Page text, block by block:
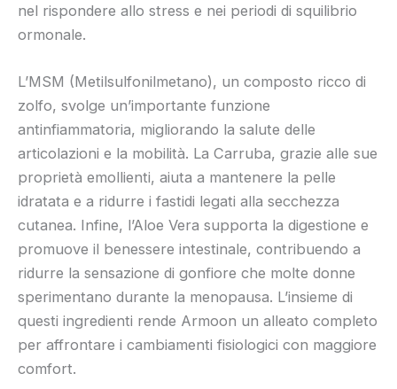
nel rispondere allo stress e nei periodi di squilibrio
ormonale.
L’MSM (Metilsulfonilmetano), un composto ricco di
zolfo, svolge un’importante funzione
antinfiammatoria, migliorando la salute delle
articolazioni e la mobilità. La Carruba, grazie alle sue
proprietà emollienti, aiuta a mantenere la pelle
idratata e a ridurre i fastidi legati alla secchezza
cutanea. Infine, l’Aloe Vera supporta la digestione e
promuove il benessere intestinale, contribuendo a
ridurre la sensazione di gonfiore che molte donne
sperimentano durante la menopausa. L’insieme di
questi ingredienti rende Armoon un alleato completo
per affrontare i cambiamenti fisiologici con maggiore
comfort.